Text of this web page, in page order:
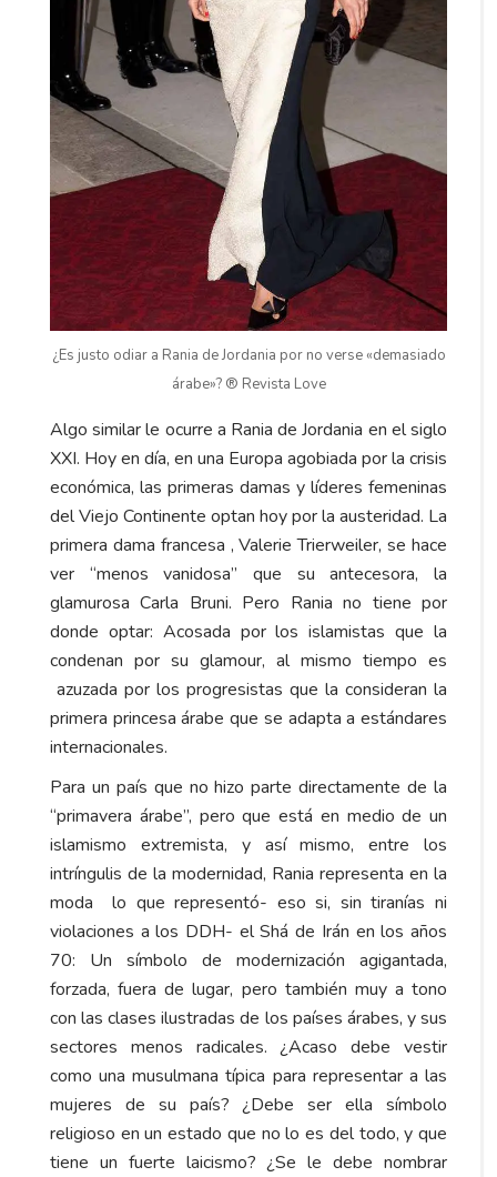
¿Es justo odiar a Rania de Jordania por no verse «demasiado
árabe»? ® Revista Love
Algo similar le ocurre a Rania de Jordania en el siglo
XXI. Hoy en día, en una Europa agobiada por la crisis
económica, las primeras damas y líderes femeninas
del Viejo Continente optan hoy por la austeridad. La
primera dama francesa , Valerie Trierweiler, se hace
ver “menos vanidosa” que su antecesora, la
glamurosa Carla Bruni. Pero Rania no tiene por
donde optar: Acosada por los islamistas que la
condenan por su glamour, al mismo tiempo es
azuzada por los progresistas que la consideran la
primera princesa árabe que se adapta a estándares
internacionales.
Para un país que no hizo parte directamente de la
“primavera árabe”, pero que está en medio de un
islamismo extremista, y así mismo, entre los
intríngulis de la modernidad, Rania representa en la
moda lo que representó- eso si, sin tiranías ni
violaciones a los DDH- el Shá de Irán en los años
70: Un símbolo de modernización agigantada,
forzada, fuera de lugar, pero también muy a tono
con las clases ilustradas de los países árabes, y sus
sectores menos radicales. ¿Acaso debe vestir
como una musulmana típica para representar a las
mujeres de su país? ¿Debe ser ella símbolo
religioso en un estado que no lo es del todo, y que
tiene un fuerte laicismo? ¿Se le debe nombrar